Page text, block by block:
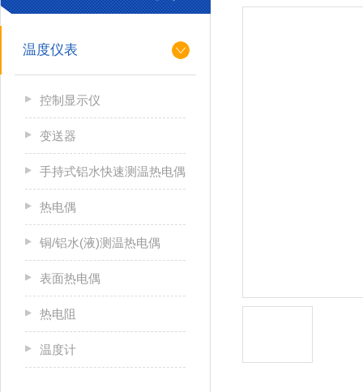
温度仪表
控制显示仪
变送器
手持式铝水快速测温热电偶
热电偶
铜/铝水(液)测温热电偶
表面热电偶
热电阻
温度计